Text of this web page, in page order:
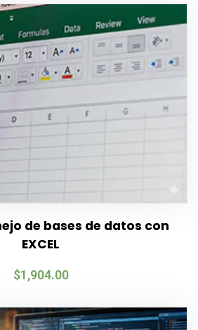
de bases de datos con
EXCEL
$1,904.00